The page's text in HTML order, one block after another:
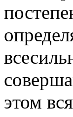
этом